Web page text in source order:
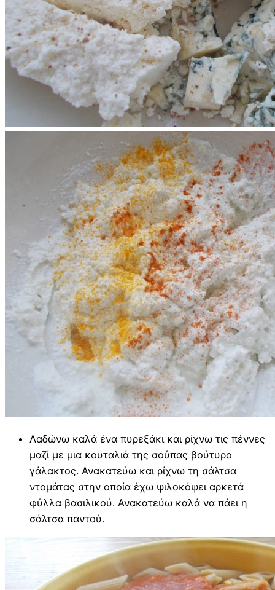
Λαδώνω καλά ένα πυρεξάκι και ρίχνω τις πέννες
μαζί με μια κουταλιά της σούπας βούτυρο
γάλακτος. Ανακατεύω και ρίχνω τη σάλτσα
ντομάτας στην οποία έχω ψιλοκόψει αρκετά
φύλλα βασιλικού. Ανακατεύω καλά να πάει η
σάλτσα παντού.